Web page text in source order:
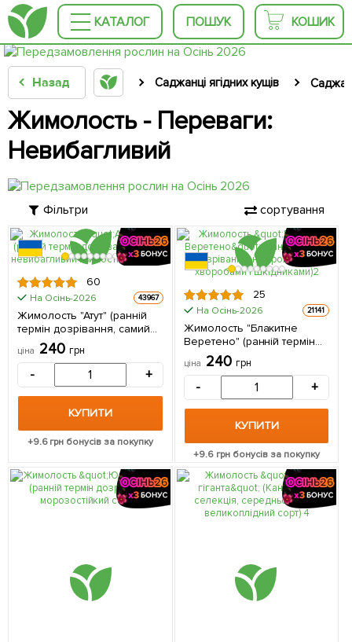
КАТАЛОГ ПОШУК КОШИК
Назад Саджанці ягідних кущів
Жимолость - Переваги:
Невибагливий
Фільтри сортування
60
На Осінь-2026 43967
Жимолость "Атут" (ранній
термін дозрівання, самий
невибагливий і зимостійкий
сорт) 1 саджанець в
ціна 240 грн
- +
КУПИТИ
+9.6грн бонусів за покупку
25
На Осінь-2026 21141
Жимолость "Блакитне
Веретено" (ранній термін
дозрівання, не урожається
хворобами і шкідниками) 1
саджанець в упаковці
ціна 240 грн
- +
КУПИТИ
+9.6 грн бонусів за покупку